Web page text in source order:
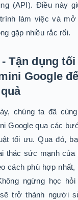
(API). Điều này
làm việc và mở
gặp nhiều rắc rối.
Tận dụng
Google
chúng ta đã
Google qua các
tối ưu. Qua đó,
thác sức mạnh của
cách phù hợp
ngừng học
trở thành người